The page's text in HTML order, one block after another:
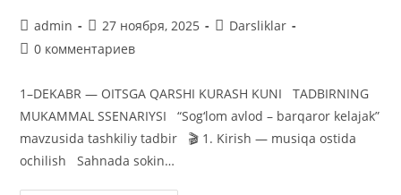
Автор
записи:
admin
Запись
опубликована:
27 ноября, 2025
Рубрика
Darsliklar
Комментарии
записи:
0 комментариев
1–DEKABR — OITSGA QARSHI KURASH KUNI TADBIRNING
MUKAMMAL SSENARIYSI “Sog‘lom avlod – barqaror kelajak”
mavzusida tashkiliy tadbir 🎬 1. Kirish — musiqa ostida
ochilish Sahnada sokin…